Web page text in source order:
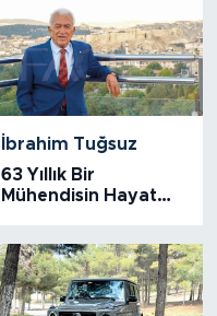
İbrahim Tuğsuz
63 Yıllık Bir
Mühendisin Hayat